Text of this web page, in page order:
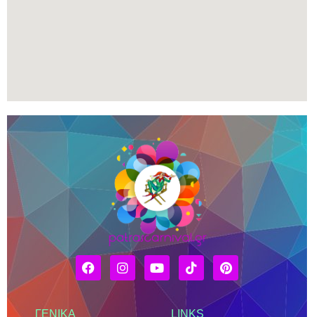
ΓΕΝΙΚΑ LINKS